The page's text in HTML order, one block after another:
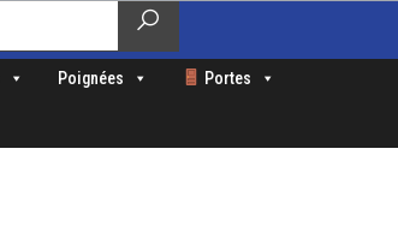
Poignées Portes